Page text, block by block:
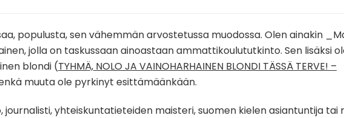
populusta, sen vähemmän arvostetussa muodossa. Olen ainakin
jolla on taskussaan ainoastaan ammattikoulututkinto. Sen lisäksi
blondi (TYHMÄ, NOLO JA VAINOHARHAINEN BLONDI TÄSSÄ TERVE! –
muuta ole pyrkinyt esittämäänkään.
journalisti, yhteiskuntatieteiden maisteri, suomen kielen asiantuntija tai